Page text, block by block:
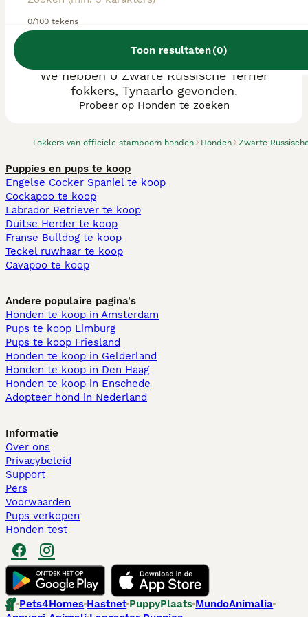
0/100 tekens
Toon resultaten(0)
Fokkers van officiële stamboom honden Honden Zwarte
We hebben 0 Zwarte Russische Terriër
fokkers, Tynaarlo gevonden.
Probeer op Honden te zoeken
Puppies en pups te koop
Engelse Cocker Spaniel te koop
Cockapoo te koop
Labrador Retriever te koop
Duitse Herder te koop
Franse Bulldog te koop
Teckel ruwhaar te koop
Cavapoo te koop
Andere populaire pagina's
Honden te koop in Amsterdam
Pups te koop Limburg​
Pups te koop Friesland​
Honden te koop in Gelderland
Honden te koop in Den Haag
Honden te koop in Enschede
Adopteer hond in Nederland
Informatie
Over ons
Privacybeleid
Support
Pers
Voorwaarden
Pups verkopen
Honden test
Pets4Homes Hastnet PuppyPlaats MundoAnimalia